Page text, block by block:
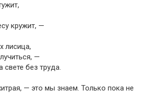
кружит, —
лисица,
—
свете без труда.
— это мы знаем. Только пока не